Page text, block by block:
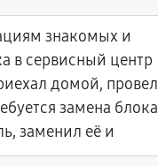
знакомых и
в сервисный центр
домой, провел
замена блока
заменил её и